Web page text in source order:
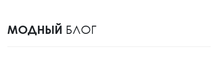
МОДНЫЙ БЛОГ